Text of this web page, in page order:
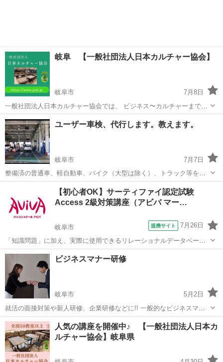
岐阜 【一般社団法人日本カルチャー協会】
岐阜市
7月8日
一般社団法人日本カルチャー協会では、 ビジネス〜カルチャーまで、
岐阜の皆様に、 オンラインやオフラインの 様々な分野の講師が講座を
開講しております。 ◆【講座のご案内】 一般社団法人日本カルチャー
協会の ...
岐阜 岐阜市 生活知識 カルチャー
ユーザー車検、代行します。教えます。
岐阜市
7月7日
整備済の普通車、軽自動車、バイク（大型は除く）、トラック等を預
かり、岐阜陸運局または軽自動車協会の車検場で車検を受けてきま
る状態に整備できているこ...
その他
【初心者OK】サーティファイ認定試験
Access 2級対策講座（アビバ マー…
岐阜市 提携サイト 7月26日
「知識問題」に加え、実際に使用できるリレーショナルデータベース
を作成する「実技問題」を解くことで、実践的な能力を証明できる資
格制度の、2級対策講座です。
岐阜 岐阜市 その他
ビジネスマナー研修
岐阜市
5月2日
就活の面接対策や新人研修、企業研修などに!! 一般的なビジネスマナ
ーのルールを学ぶというだけでなく、 信頼と好感をもっていただけ
る、品がよくきちんとみえる所作、礼儀とおもてなしの心が伝わる言
葉遣い、ビジネスマインド、コミ...
岐阜 岐阜市 マナー ビジネスマナー
人気の講座を開催中♪ 【一般社団法人日本カ
ルチャー協会】岐阜県